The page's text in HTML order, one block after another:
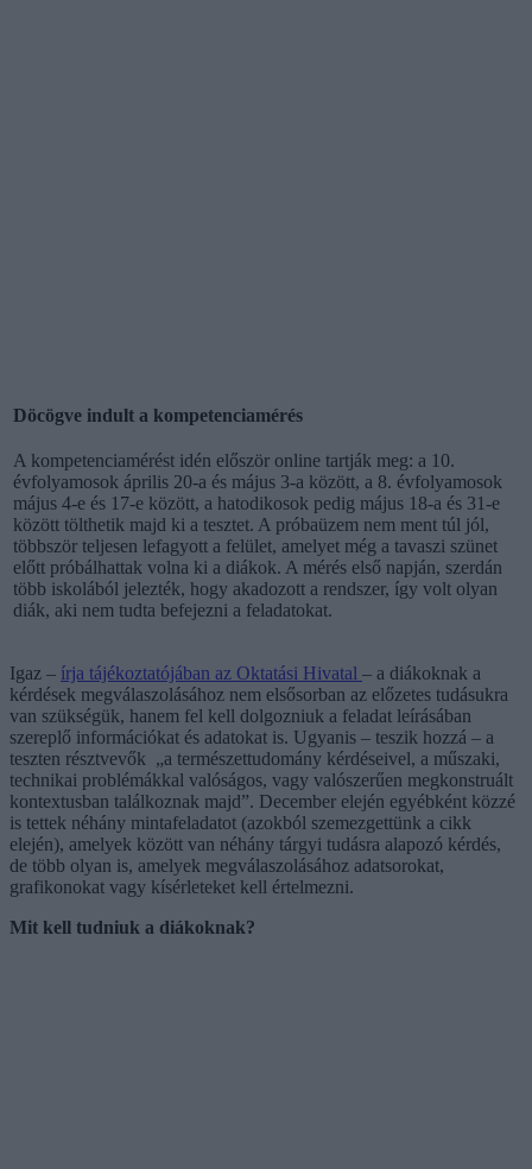
Döcögve indult a kompetenciamérés
A kompetenciamérést idén először online tartják meg: a 10.
évfolyamosok április 20-a és május 3-a között, a 8. évfolyamosok
május 4-e és 17-e között, a hatodikosok pedig május 18-a és 31-e
között tölthetik majd ki a tesztet. A próbaüzem nem ment túl jól,
többször teljesen lefagyott a felület, amelyet még a tavaszi szünet
előtt próbálhattak volna ki a diákok. A mérés első napján, szerdán
több iskolából jelezték, hogy akadozott a rendszer, így volt olyan
diák, aki nem tudta befejezni a feladatokat.
Igaz – írja tájékoztatójában az Oktatási Hivatal – a diákoknak a
kérdések megválaszolásához nem elsősorban az előzetes tudásukra
van szükségük, hanem fel kell dolgozniuk a feladat leírásában
szereplő információkat és adatokat is. Ugyanis – teszik hozzá – a
teszten résztvevők „a természettudomány kérdéseivel, a műszaki,
technikai problémákkal valóságos, vagy valószerűen megkonstruált
kontextusban találkoznak majd”. December elején egyébként közzé
is tettek néhány mintafeladatot (azokból szemezgettünk a cikk
elején), amelyek között van néhány tárgyi tudásra alapozó kérdés,
de több olyan is, amelyek megválaszolásához adatsorokat,
grafikonokat vagy kísérleteket kell értelmezni.
Mit kell tudniuk a diákoknak?